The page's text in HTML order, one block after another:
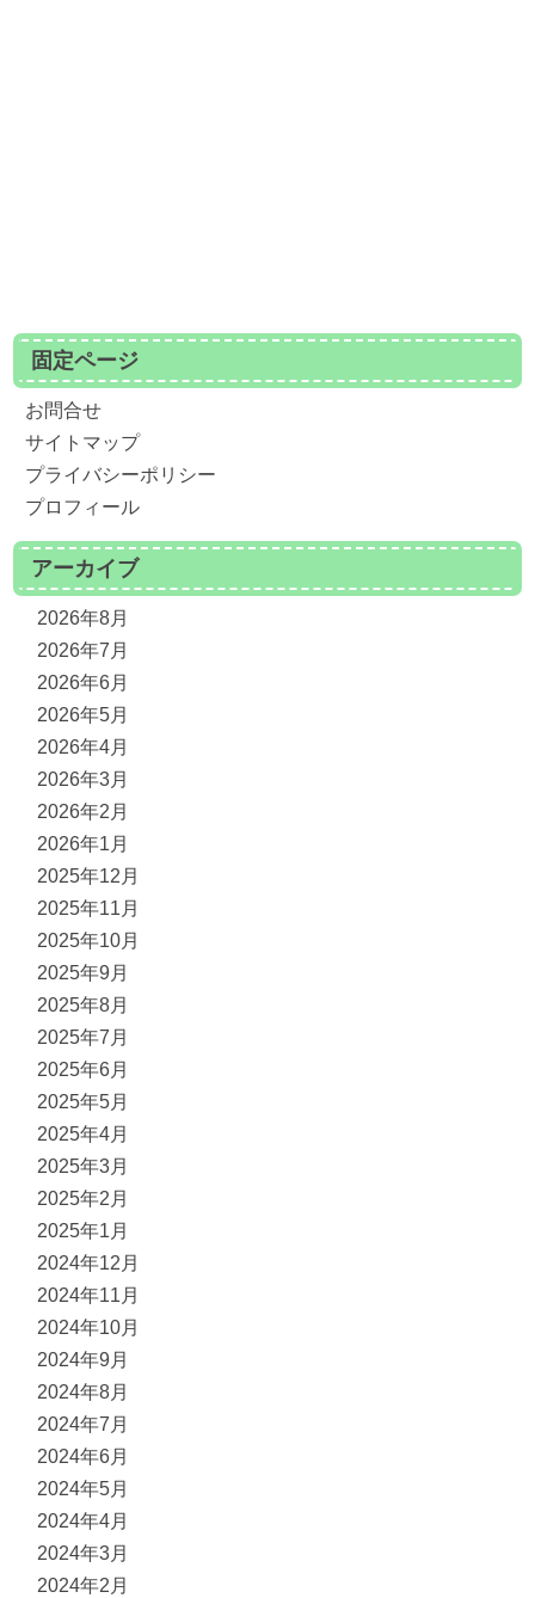
固定ページ
お問合せ
サイトマップ
プライバシーポリシー
プロフィール
アーカイブ
2026年8月
2026年7月
2026年6月
2026年5月
2026年4月
2026年3月
2026年2月
2026年1月
2025年12月
2025年11月
2025年10月
2025年9月
2025年8月
2025年7月
2025年6月
2025年5月
2025年4月
2025年3月
2025年2月
2025年1月
2024年12月
2024年11月
2024年10月
2024年9月
2024年8月
2024年7月
2024年6月
2024年5月
2024年4月
2024年3月
2024年2月